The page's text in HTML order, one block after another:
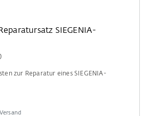
SIEGENIA-
zur Reparatur eines SIEGENIA-
Versand